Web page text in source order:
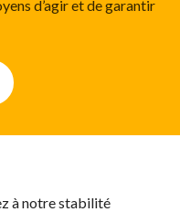
d’agir et de garantir
à notre stabilité